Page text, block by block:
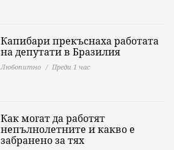
Капибари прекъснаха работата
на депутати в Бразилия
Любопитно Преди 1 час
Как могат да работят
непълнолетните и какво е
забранено за тях